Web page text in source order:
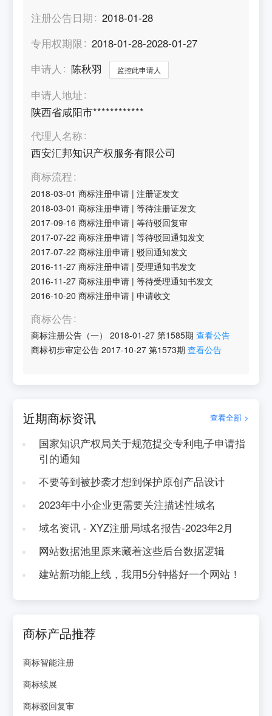
注册公告日期
2018-01-28
专用权期限
2018-01-28-2028-01-27
申请人
陈秋羽 监控此申请人
申请人地址
陕西省咸阳市************
代理人名称
西安汇邦知识产权服务有限公司
商标流程
2018-03-01 商标注册申请 |注册证发文
2018-03-01 商标注册申请 |等待注册证发文
2017-09-16 商标注册申请 |等待驳回复审
2017-07-22 商标注册申请 |等待驳回通知发文
2017-07-22 商标注册申请 |驳回通知发文
2016-11-27 商标注册申请 |受理通知书发文
2016-11-27 商标注册申请 |等待受理通知书发文
2016-10-20 商标注册申请 |申请收文
商标公告
商标注册公告（一） 2018-01-27 第1585期 查看公告
商标初步审定公告 2017-10-27 第1573期 查看公告
近期商标资讯 查看全部 >
国家知识产权局关于规范提交专利电子申请指
引的通知
不要等到被抄袭才想到保护原创产品设计
2023年中小企业更需要关注描述性域名
域名资讯 - XYZ注册局域名报告-2023年2月
网站数据池里原来藏着这些后台数据逻辑
建站新功能上线，我用5分钟搭好一个网站！
商标产品推荐
商标智能注册
商标续展
商标驳回复审